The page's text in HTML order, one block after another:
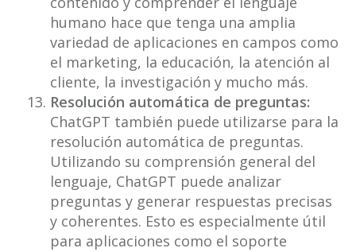
humano hace que tenga una amplia
variedad de aplicaciones en campos como
el marketing, la educación, la atención al
cliente, la investigación y mucho más.
Resolución automática de preguntas:
ChatGPT también puede utilizarse para la
resolución automática de preguntas.
Utilizando su comprensión general del
lenguaje, ChatGPT puede analizar
preguntas y generar respuestas precisas
y coherentes. Esto es especialmente útil
para aplicaciones como el soporte